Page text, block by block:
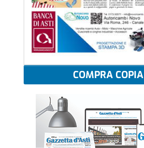
COMPRA COPIA